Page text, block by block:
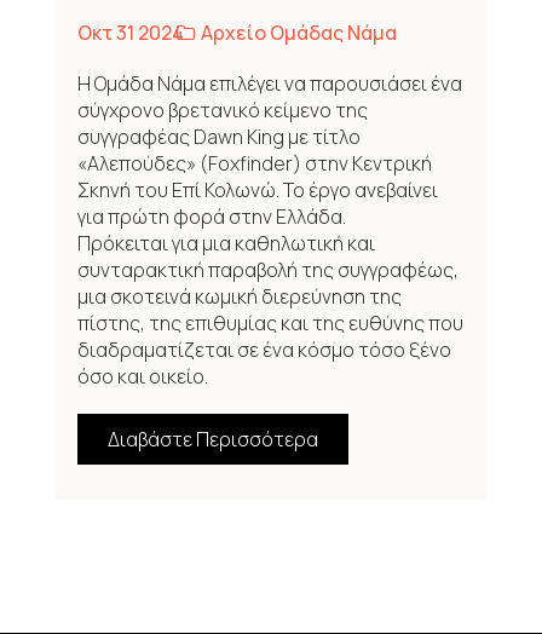
Οκτ 31 2024
Αρχείο Ομάδας Νάμα
Η Ομάδα Νάμα επιλέγει να παρουσιάσει ένα
σύγχρονο βρετανικό κείμενο της
συγγραφέας Dawn King με τίτλο
«Αλεπούδες» (Foxfinder) στην Κεντρική
Σκηνή του Επί Κολωνώ. Το έργο ανεβαίνει
για πρώτη φορά στην Ελλάδα.
Πρόκειται για μια καθηλωτική και
συνταρακτική παραβολή της συγγραφέως,
μια σκοτεινά κωμική διερεύνηση της
πίστης, της επιθυμίας και της ευθύνης που
διαδραματίζεται σε ένα κόσμο τόσο ξένο
όσο και οικείο.
Διαβάστε Περισσότερα